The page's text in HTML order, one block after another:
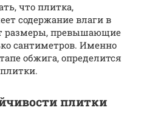
что плитка,
содержание влаги в
размеры, превышающие
сантиметров. Именно
обжига, определится
плитки